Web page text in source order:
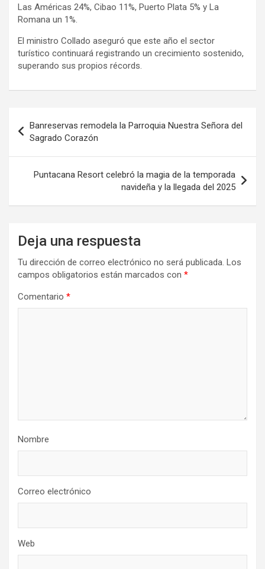
Las Américas 24%, Cibao 11%, Puerto Plata 5% y La
Romana un 1%.
El ministro Collado aseguró que este año el sector
turístico continuará registrando un crecimiento sostenido,
superando sus propios récords.
de
entradas
Banreservas remodela la Parroquia Nuestra Señora del
Sagrado Corazón
Puntacana Resort celebró la magia de la temporada
navideña y la llegada del 2025
Deja una respuesta
Tu dirección de correo electrónico no será publicada. Los
campos obligatorios están marcados con *
Comentario *
Nombre
Correo electrónico
Web